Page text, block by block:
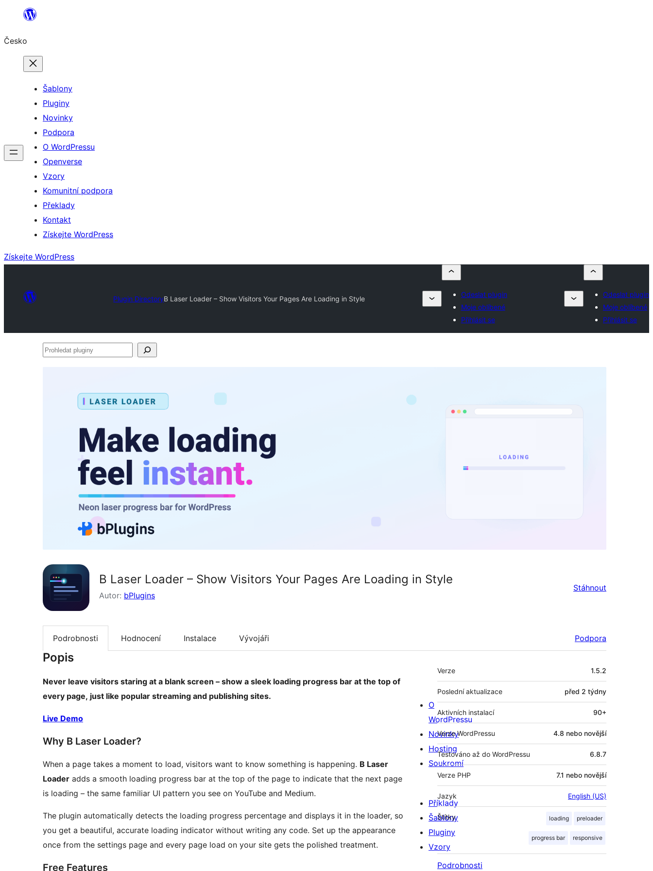
Přeskočit
obsah
Česko
Šablony
Pluginy
Novinky
Podpora
O WordPressu
Openverse
Vzory
Komunitní podpora
Překlady
Kontakt
Získejte WordPress
Získejte WordPress
Plugin DirectoryB Laser Loader – Show Visitors Your Pages Are Loading in Style
Odeslat plugin
Moje oblíbené
Přihlásit se
Odeslat plugin
Moje oblíbené
Přihlásit se
Prohledat
B Laser Loader – Show Visitors Your Pages Are Loading in Style
Autor: bPlugins
Stáhnout
Podrobnosti Hodnocení Instalace Vývojáři Podpora
Popis
Never leave visitors staring at a blank screen – show a sleek loading progress bar at the top of
every page, just like popular streaming and publishing sites.
Live Demo
Why B Laser Loader?
When a page takes a moment to load, visitors want to know something is happening. B Laser
Loader adds a smooth loading progress bar at the top of the page to indicate that the next page
is loading – the same familiar UI pattern you see on YouTube and Medium.
The plugin automatically detects the loading progress percentage and displays it in the loader, so
you get a beautiful, accurate loading indicator without writing any code. Set up the appearance
once from the settings page and every page load on your site gets the polished treatment.
Free Features
Meta
Verze 1.5.2
Poslední aktualizace před 2 týdny
Aktivních instalací 90+
Verze WordPressu 4.8 nebo novější
Testováno až do WordPressu 6.8.7
Verze PHP 7.1 nebo novější
Jazyk English (US)
Štítky loading preloader
progress bar responsive
Podrobnosti
O
WordPressu
Novinky
Hosting
Soukromí
Příklady
Šablony
Pluginy
Vzory